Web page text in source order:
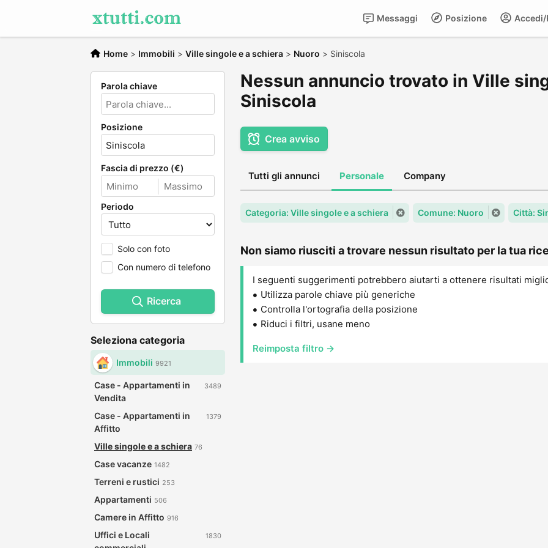
Posizione
Messaggi
Home > Immobili > Ville singole e a schiera > Nuoro > Siniscola
Parola chiave
Posizione
Fascia di prezzo (€)
Periodo
Solo con foto
Con numero di telefono
Ricerca
Seleziona categoria
Immobili 9921
Case - Appartamenti in
Vendita
3489
Case - Appartamenti in
Affitto
1379
Ville singole e a schiera 76
Case vacanze 1482
Terreni e rustici 253
Appartamenti 506
Camere in Affitto 916
Uffici e Locali
1830
Nessun annuncio trovato in Ville
Siniscola
Crea avviso
Tutti gli annunci Personale Company
Categoria: Ville singole e a schiera Comune: Nuoro Città:
Non siamo riusciti a trovare nessun risultato per la tua
I seguenti suggerimenti potrebbero aiutarti a ottenere risultati
Utilizza parole chiave più generiche
Controlla l'ortografia della posizione
Riduci i filtri, usane meno
Reimposta filtro →